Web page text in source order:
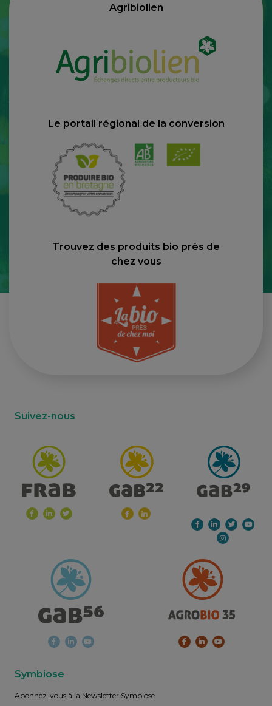
Agribiolien
Le portail régional de la conversion
Trouvez des produits bio près de
chez vous
Suivez-nous
Symbiose
Abonnez-vous à la Newsletter Symbiose